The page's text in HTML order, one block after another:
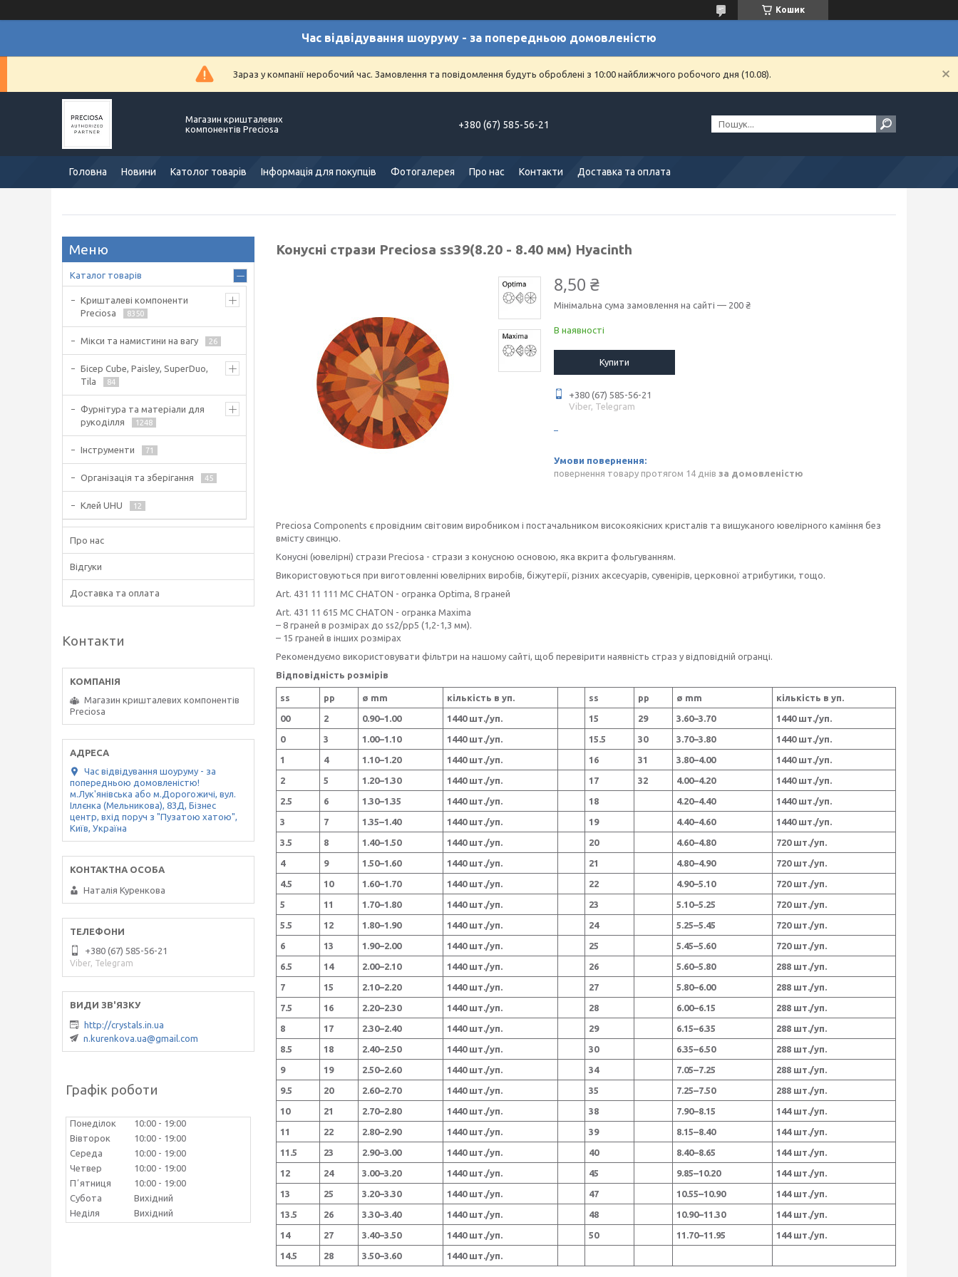
Кошик
Час відвідування шоуруму - за попередньою домовленістю
Зараз у компанії неробочий час. Замовлення та повідомлення будуть оброблені з 10:00 найближчого робочого дня (10.08).
Магазин кришталевих
компонентів Preciosa
+380 (67) 585-56-21
Головна Новини Католог товарів Інформація для покупців Фотогалерея Про нас Контакти Доставка та оплата
Конусні стрази Preciosa ss39(8.20 - 8.40 мм) Hyacinth
8,50 ₴
Мінімальна сума замовлення на сайті — 200 ₴
В наявності
Купити
+380 (67) 585-56-21
Viber, Telegram
повернення товару протягом 14 днів за домовленістю
Preciosa Components є провідним світовим виробником і постачальником високоякісних кристалів та вишуканого ювелірного каміння без
вмісту свинцю.
Конусні (ювелірні) стрази Preciosa - стрази з конусною основою, яка вкрита фольгуванням.
Використовуються при виготовленні ювелірних виробів, біжутерії, різних аксесуарів, сувенірів, церковної атрибутики, тощо.
Art. 431 11 111 MC CHATON - огранка Optima, 8 граней
Art. 431 11 615 MC CHATON - огранка Maxima
– 8 граней в розмірах до ss2/pp5 (1,2-1,3 мм).
– 15 граней в інших розмірах
Рекомендуємо використовувати фільтри на нашому сайті, щоб перевірити наявність страз у відповідній огранці.
Відповідність розмірів
ss pp ø mm кількість в уп. ss pp ø mm кількість в уп.
00 2 0.90–1.00 1440 шт./уп. 15 29 3.60–3.70 1440 шт./уп.
0 3 1.00–1.10 1440 шт./уп. 15.5 30 3.70–3.80 1440 шт./уп.
1 4 1.10–1.20 1440 шт./уп. 16 31 3.80–4.00 1440 шт./уп.
2 5 1.20–1.30 1440 шт./уп. 17 32 4.00–4.20 1440 шт./уп.
2.5 6 1.30–1.35 1440 шт./уп. 18 4.20–4.40 1440 шт./уп.
3 7 1.35–1.40 1440 шт./уп. 19 4.40–4.60 1440 шт./уп.
3.5 8 1.40–1.50 1440 шт./уп. 20 4.60–4.80 720 шт./уп.
4 9 1.50–1.60 1440 шт./уп. 21 4.80–4.90 720 шт./уп.
4.5 10 1.60–1.70 1440 шт./уп. 22 4.90–5.10 720 шт./уп.
5 11 1.70–1.80 1440 шт./уп. 23 5.10–5.25 720 шт./уп.
5.5 12 1.80–1.90 1440 шт./уп. 24 5.25–5.45 720 шт./уп.
6 13 1.90–2.00 1440 шт./уп. 25 5.45–5.60 720 шт./уп.
6.5 14 2.00–2.10 1440 шт./уп. 26 5.60–5.80 288 шт./уп.
7 15 2.10–2.20 1440 шт./уп. 27 5.80–6.00 288 шт./уп.
7.5 16 2.20–2.30 1440 шт./уп. 28 6.00–6.15 288 шт./уп.
8 17 2.30–2.40 1440 шт./уп. 29 6.15–6.35 288 шт./уп.
8.5 18 2.40–2.50 1440 шт./уп. 30 6.35–6.50 288 шт./уп.
9 19 2.50–2.60 1440 шт./уп. 34 7.05–7.25 288 шт./уп.
9.5 20 2.60–2.70 1440 шт./уп. 35 7.25–7.50 288 шт./уп.
10 21 2.70–2.80 1440 шт./уп. 38 7.90–8.15 144 шт./уп.
11 22 2.80–2.90 1440 шт./уп. 39 8.15–8.40 144 шт./уп.
11.5 23 2.90–3.00 1440 шт./уп. 40 8.40–8.65 144 шт./уп.
12 24 3.00–3.20 1440 шт./уп. 45 9.85–10.20 144 шт./уп.
13 25 3.20–3.30 1440 шт./уп. 47 10.55–10.90 144 шт./уп.
13.5 26 3.30–3.40 1440 шт./уп. 48 10.90–11.30 144 шт./уп.
14 27 3.40–3.50 1440 шт./уп. 50 11.70–11.95 144 шт./уп.
14.5 28 3.50–3.60 1440 шт./уп.
Каталог товарів
Кришталеві компоненти
Preciosa
8350
Мікси та намистини на вагу 26
Бісер Cube, Paisley, SuperDuo,
Tila
84
Фурнітура та матеріали для
рукоділля
1248
Інструменти 71
Організація та зберігання 45
Клей UHU 12
Про нас
Відгуки
Доставка та оплата
Контакти
Магазин кришталевих компонентів
Preciosa
Час відвідування шоуруму - за
попередньою домовленістю!
м.Лук'янівська або м.Дорогожичі, вул.
Іллєнка (Мельникова), 83Д, Бізнес
центр, вхід поруч з "Пузатою хатою",
Київ, Україна
Наталія Куренкова
+380 (67) 585-56-21
Viber, Telegram
http://crystals.in.ua
n.kurenkova.ua@gmail.com
Графік роботи
Понеділок 10:00
19:00
Вівторок
10:00
19:00
Середа
10:00
19:00
Четвер
10:00
19:00
Пʼятниця
10:00
19:00
Субота
Вихідний
Неділя
Вихідний